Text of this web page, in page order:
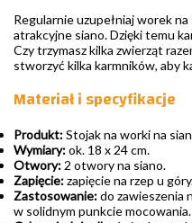
Regularnie uzupełniaj worek
atrakcyjne siano. Dzięki temu
Czy trzymasz kilka zwierząt
stworzyć kilka karmników, aby
Materiał i specyfikacje
Produkt:Stojak na worki na
Wymiary:ok. 18 x 24 cm.
Otwory: 2 otwory na siano.
Zapięcie:zapięcie na rzep u
Zastosowanie:do zawieszenia
w solidnym punkcie mocowania.